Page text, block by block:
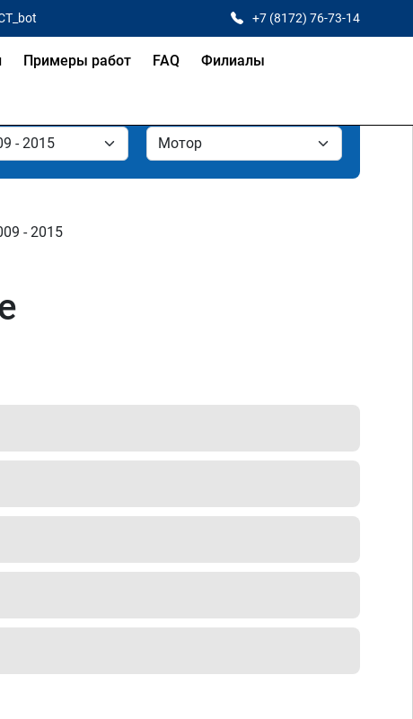
+7 (8172) 76-73-14
Примеры работ FAQ Филиалы
- 2015